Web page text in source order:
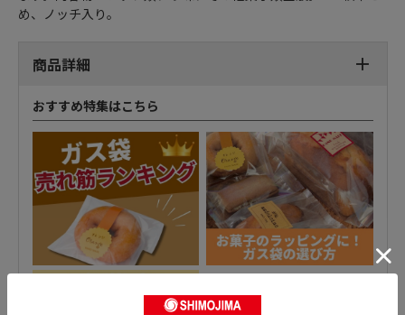
め、ノッチ入り。
商品詳細
おすすめ特集はこちら